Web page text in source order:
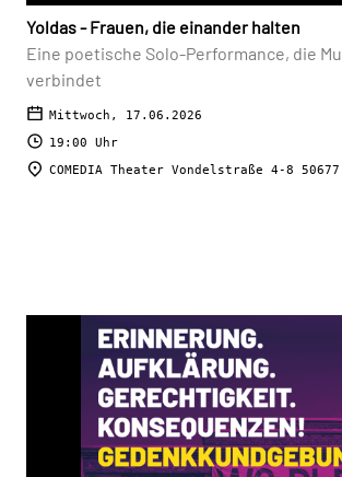
Yoldas - Frauen, die einander halten
Eine poetische Solo-Performance, die
verbindet
Mittwoch, 17.06.2026
19:00 Uhr
COMEDIA Theater Vondelstraße 4-8